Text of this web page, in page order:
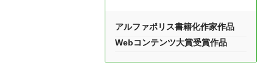
アルファポリス書籍化作家作品
Webコンテンツ大賞受賞作品